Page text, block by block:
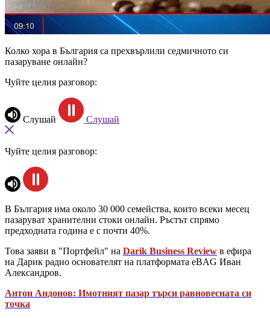
Колко хора в България са прехвърлили седмичното си
пазаруване онлайн?
Чуйте целия разговор:
Слушай Слушай
Чуйте целия разговор:
В България има около 30 000 семейства, които всеки месец
пазаруват хранителни стоки онлайн. Ръстът спрямо
предходната година е с почти 40%.
Това заяви в "Портфейл" на Darik Business Review в ефира
на Дарик радио основателят на платформата eBAG Иван
Александров.
Антон Андонов: Имотният пазар търси равновесната си
точка